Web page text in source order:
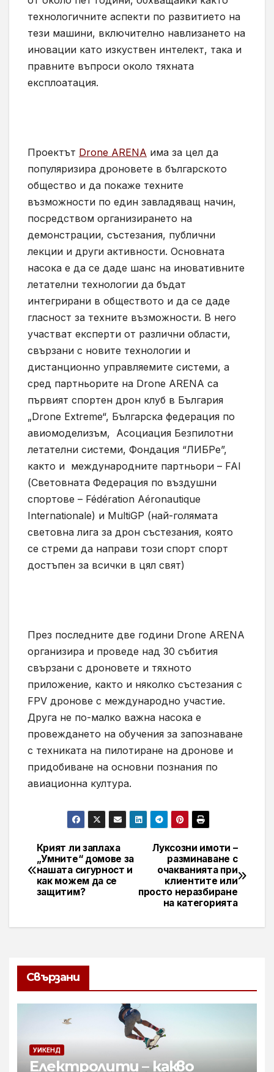
технологичните аспекти по развитието на
тези машини, включително навлизането на
иновации като изкуствен интелект, така и
правните въпроси около тяхната
експлоатация.
Проектът Drone ARENA има за цел да
популяризира дроновете в българското
общество и да покаже техните
възможности по един завладяващ начин,
посредством организирането на
демонстрации, състезания, публични
лекции и други активности. Основната
насока е да се даде шанс на иновативните
летателни технологии да бъдат
интегрирани в обществото и да се даде
гласност за техните възможности. В него
участват експерти от различни области,
свързани с новите технологии и
дистанционно управляемите системи, а
сред партньорите на Drone ARENA са
първият спортен дрон клуб в България
„Drone Extreme“, Българска федерация по
авиомоделизъм, Асоциация Безпилотни
летателни системи, Фондация “ЛИБРе”,
както и международните партньори – FAI
(Световната Федерация по въздушни
спортове – Fédération Aéronautique
Internationale) и MultiGP (най-голямата
световна лига за дрон състезания, която
се стреми да направи този спорт спорт
достъпен за всички в цял свят)
През последните две години Drone ARENA
организира и проведе над 30 събития
свързани с дроновете и тяхното
приложение, както и няколко състезания с
FPV дронове с международно участие.
Друга не по-малко важна насока е
провеждането на обучения за запознаване
с техниката на пилотиране на дронове и
придобиване на основни познания по
авиационна култура.
Навигация
Луксозни имоти –
разминаване с
очакванията при
клиентите или
просто неразбиране
на категорията
Крият ли заплаха
„Умните“ домове за
нашата сигурност и
как можем да се
защитим?
Свързани
УИКЕНД
Електролити – какво